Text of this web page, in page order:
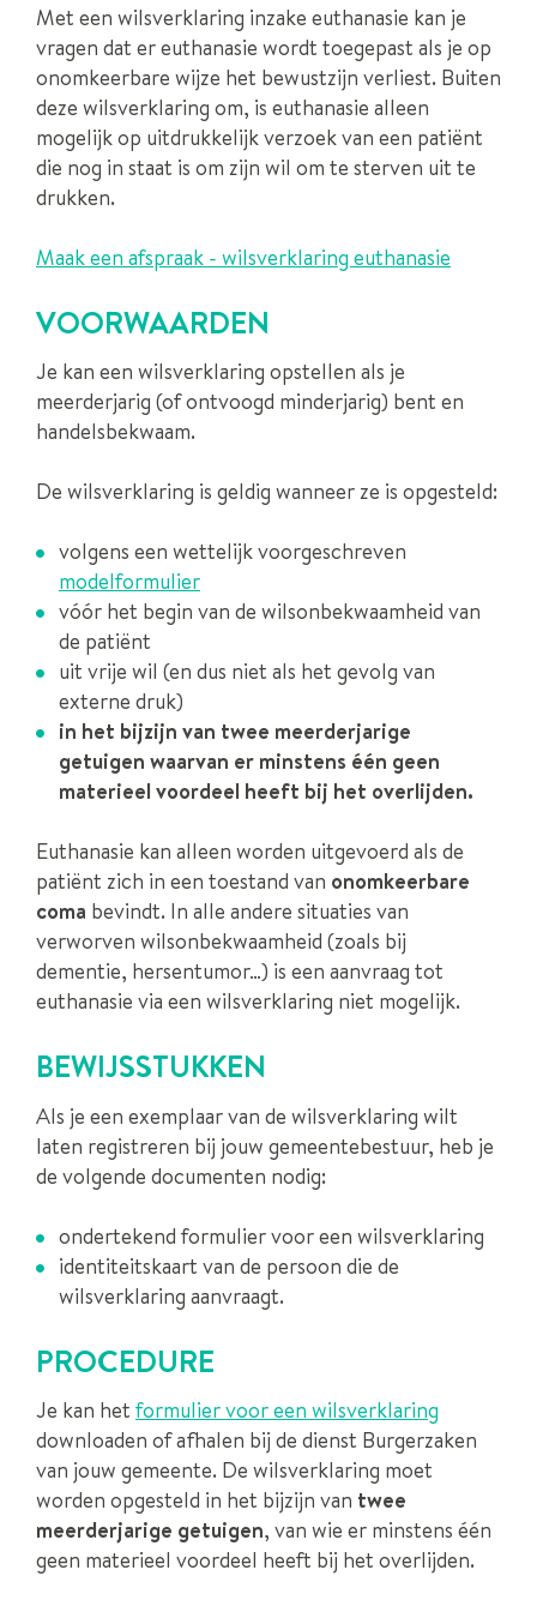
Met een wilsverklaring inzake euthanasie kan je
vragen dat er euthanasie wordt toegepast als je op
onomkeerbare wijze het bewustzijn verliest. Buiten
deze wilsverklaring om, is euthanasie alleen
mogelijk op uitdrukkelijk verzoek van een patiënt
die nog in staat is om zijn wil om te sterven uit te
drukken.
Maak een afspraak - wilsverklaring euthanasie
VOORWAARDEN
Je kan een wilsverklaring opstellen als je
meerderjarig (of ontvoogd minderjarig) bent en
handelsbekwaam.
De wilsverklaring is geldig wanneer ze is opgesteld:
volgens een wettelijk voorgeschreven
modelformulier
vóór het begin van de wilsonbekwaamheid van
de patiënt
uit vrije wil (en dus niet als het gevolg van
externe druk)
in het bijzijn van twee meerderjarige
getuigen waarvan er minstens één geen
materieel voordeel heeft bij het overlijden.
Euthanasie kan alleen worden uitgevoerd als de
patiënt zich in een toestand van onomkeerbare
coma bevindt. In alle andere situaties van
verworven wilsonbekwaamheid (zoals bij
dementie, hersentumor…) is een aanvraag tot
euthanasie via een wilsverklaring niet mogelijk.
BEWIJSSTUKKEN
Als je een exemplaar van de wilsverklaring wilt
laten registreren bij jouw gemeentebestuur, heb je
de volgende documenten nodig:
ondertekend formulier voor een wilsverklaring
identiteitskaart van de persoon die de
wilsverklaring aanvraagt.
PROCEDURE
Je kan het formulier voor een wilsverklaring
downloaden of afhalen bij de dienst Burgerzaken
van jouw gemeente. De wilsverklaring moet
worden opgesteld in het bijzijn van twee
meerderjarige getuigen, van wie er minstens één
geen materieel voordeel heeft bij het overlijden.